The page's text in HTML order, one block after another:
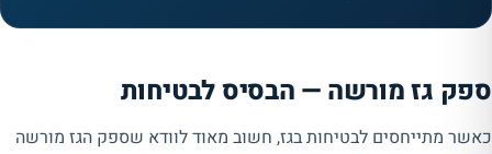
ספק גז מורשה — הבסיס לבטיחות
כאשר מתייחסים לבטיחות בגז, חשוב מאוד לוודא שספק הגז מורשה